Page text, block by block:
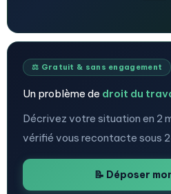
⚖️ Gratuit & sans engagement
Un problème de droit du
Décrivez votre situation en 2
vérifié vous recontacte sous
📝 Déposer